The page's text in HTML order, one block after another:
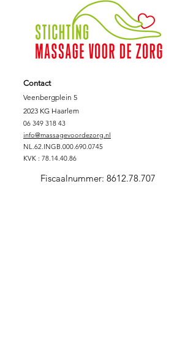
Contact
Veenbergplein 5
2023 KG Haarlem
06 349 318 43
info@massagevoordezorg.nl
NL.62.INGB.000.690.0745
KVK : 78.14.40.86
Fiscaalnummer: 8612.78.707